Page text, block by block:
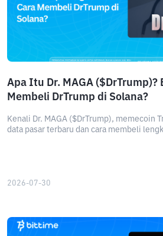
Apa Itu Dr. MAGA ($DrTrump)?
Membeli DrTrump di Solana?
Kenali Dr. MAGA ($DrTrump), memecoin
data pasar terbaru dan cara membeli
2026-07-30